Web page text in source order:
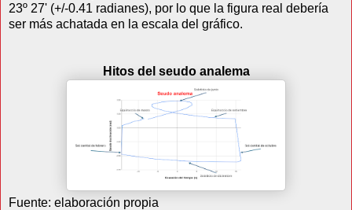
23º 27' (+/-0.41 radianes), por lo que la figura real debería
ser más achatada en la escala del gráfico.
Hitos del seudo analema
Fuente: elaboración propia